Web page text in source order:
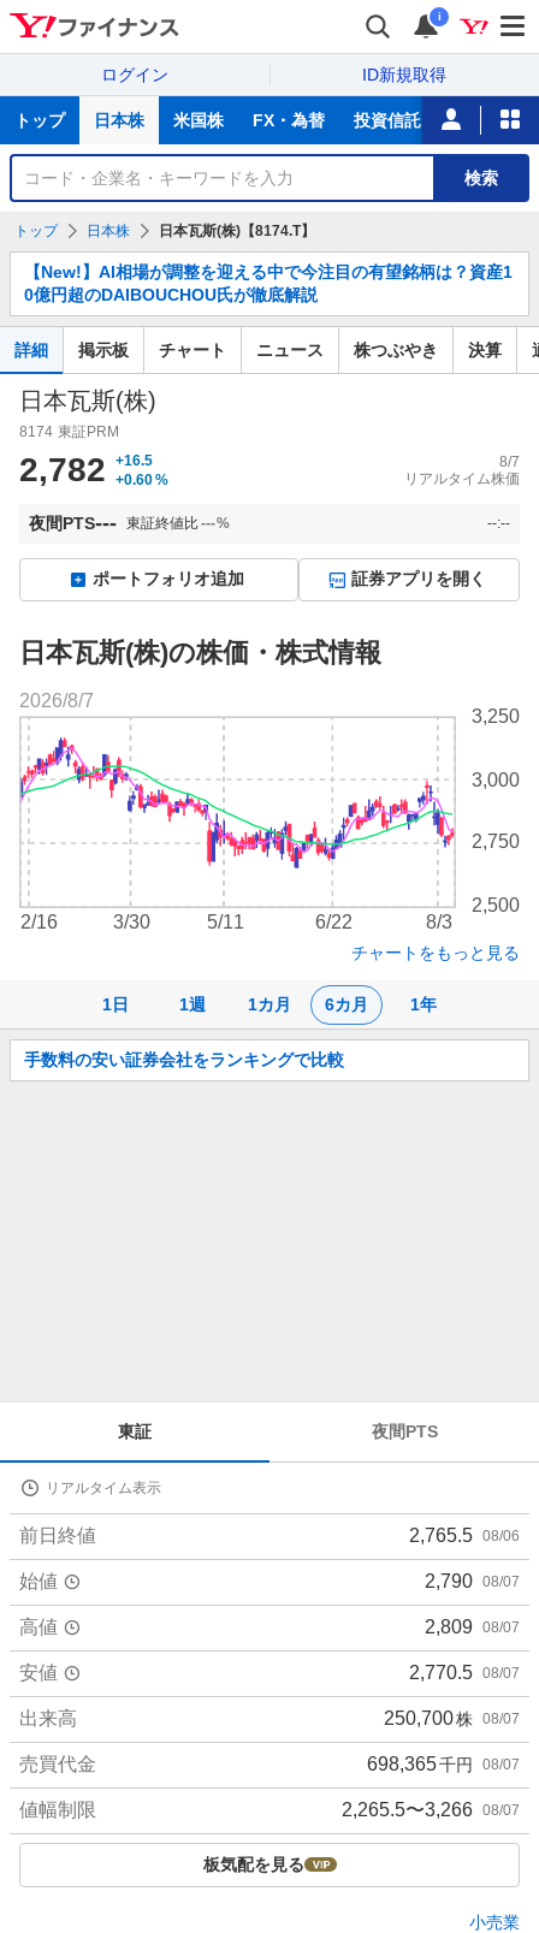
i
ログイン ID新規取得
サ
トップ 日本株 米国株 FX・為替 投資信託 ニュース
銘
検
検索
トップ 日本株 日本瓦斯(株)【8174.T】
知
ら
せ
【New!】AI相場が調整を迎える中で今注目の有望銘柄は？資産1
0億円超のDAIBOUCHOU氏が徹底解説
詳細 掲示板 チャート ニュース 株つぶやき 決算
日本瓦斯(株)
8174 東証PRM
2,782
+16.5
+0.60%
8/7
リアルタイム株価
夜間PTS--- 東証終値比---% --:--
ポートフォリオ追加 証券アプリを開く
日本瓦斯(株)の株価・株式情報
1日 1週 1カ月 6カ月 1年
2,500
2,750
3,000
3,250
2/16 3/30 5/11 6/22 8/3
2026/8/7
チャートをもっと見る
お
知
手数料の安い証券会社をランキングで比較
詳
値
東証 夜間PTS
リアルタイム表示
前日終値 2,765.5 08/06
始値 2,790 08/07
高値 2,809 08/07
安値 2,770.5 08/07
出来高 250,700株 08/07
売買代金 698,365千円 08/07
値幅制限 2,265.5〜3,266 08/07
板気配を見る
小売業